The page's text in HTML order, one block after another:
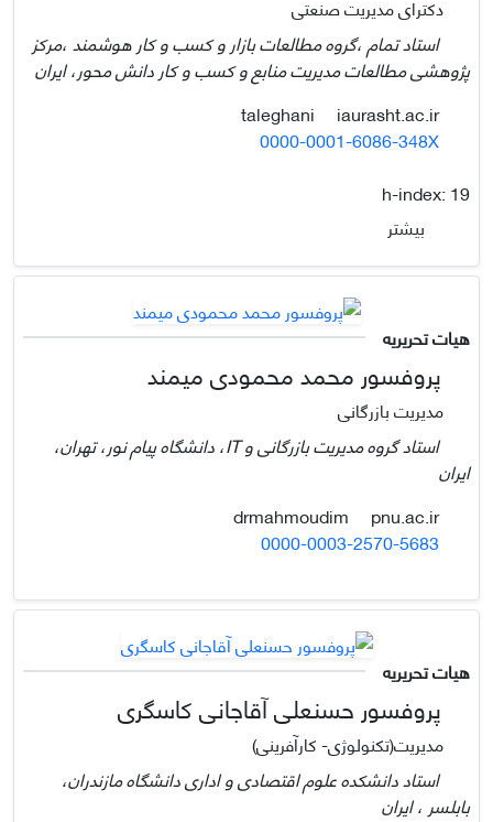
دکترای مدیریت صنعتی
استاد تمام ،گروه مطالعات بازار و کسب و کار هوشمند ،مرکز
پژوهشی مطالعات مدیریت منابع و کسب و کار دانش محور، ایران
taleghani
iaurasht.ac.ir
0000-0001-6086-348X
h-index:19
بیشتر
هیات تحریریه
پروفسور محمد محمودی میمند
مدیریت بازرگانی
استاد گروه مدیریت بازرگانی و IT، دانشگاه پیام نور، تهران،
ایران
drmahmoudim
pnu.ac.ir
0000-0003-2570-5683
هیات تحریریه
پروفسور حسنعلی آقاجانی کاسگری
مدیریت(تکنولوژی- کارآفرینی)
استاد دانشکده علوم اقتصادی و اداری دانشگاه مازندران،
بابلسر ، ایران